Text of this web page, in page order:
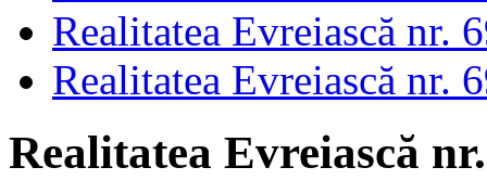
Realitatea Evreiască nr.
Realitatea Evreiască nr.
Realitatea Evreiască